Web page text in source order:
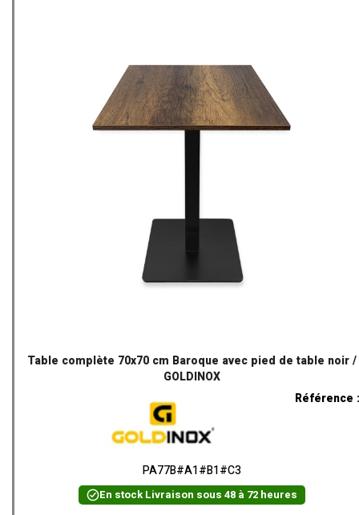
Table complète 70x70 cm Baroque avec pied de table noir /
GOLDINOX
Référence :
PA77B#A1#B1#C3
En stockLivraison sous 48 à 72 heures